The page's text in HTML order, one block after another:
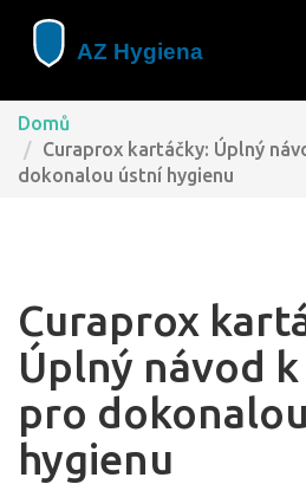
Domů
Curaprox kartáčky: Úplný
dokonalou ústní hygienu
Curaprox
Úplný návod
pro
hygienu